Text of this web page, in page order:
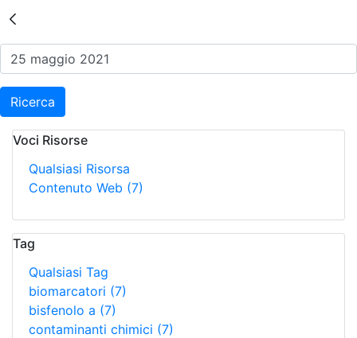
Risultati della Ricerca -
Ricerca
Voci Risorse
Qualsiasi Risorsa
Contenuto Web (7)
Tag
Qualsiasi Tag
biomarcatori (7)
bisfenolo a (7)
contaminanti chimici (7)